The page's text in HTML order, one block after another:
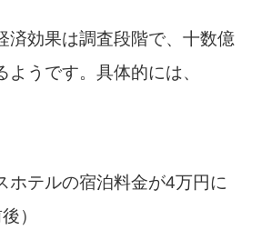
済効果は調査段階で、十数億
ようです。具体的には、
ホテルの宿泊料金が4万円に
）